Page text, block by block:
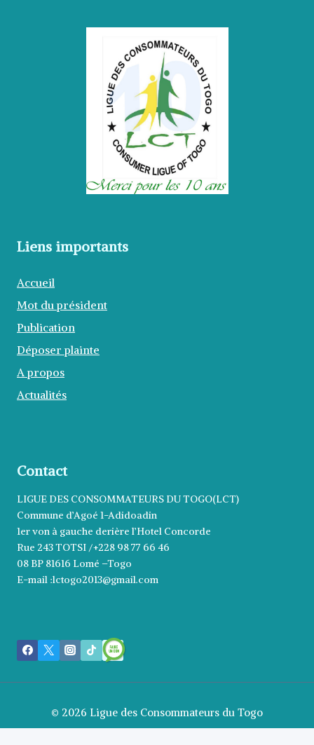
Liens importants
Accueil
Mot du président
Publication
Déposer plainte
A propos
Actualités
Contact
LIGUE DES CONSOMMATEURS DU TOGO(LCT)
Commune d’Agoé 1-Adidoadin
1er von à gauche derière l’Hotel Concorde
Rue 243 TOTSI /+228 98 77 66 46
08 BP 81616 Lomé –Togo
E-mail :lctogo2013@gmail.com
© 2026 Ligue des Consommateurs du Togo